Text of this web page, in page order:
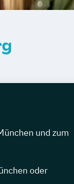
und zum
oder